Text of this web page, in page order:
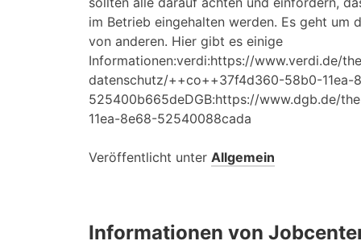
im Betrieb eingehalten werden. Es geht um
von anderen. Hier gibt es einige
Informationen:verdi:https://www.verdi.de/
datenschutz/++co++37f4d360-58b0-11ea-
525400b665deDGB:https://www.dgb.de/
11ea-8e68-52540088cada
Veröffentlicht unter Allgemein
Informationen von